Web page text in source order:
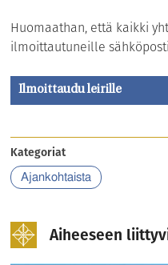
Huomaathan, että kaikki
ilmoittautuneille
Ilmoittaudu leirille
Kategoriat
Ajankohtaista
Aiheeseen